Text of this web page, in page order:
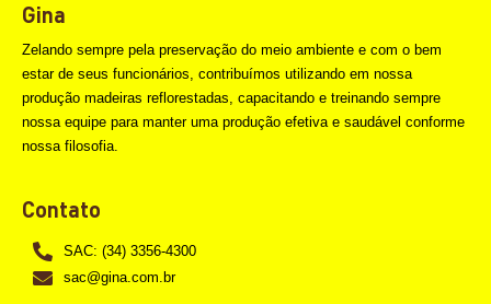
Gina
Zelando sempre pela preservação do meio ambiente e com o bem
estar de seus funcionários, contribuímos utilizando em nossa
produção madeiras reflorestadas, capacitando e treinando sempre
nossa equipe para manter uma produção efetiva e saudável conforme
nossa filosofia.
Contato
SAC: (34) 3356-4300
sac@gina.com.br